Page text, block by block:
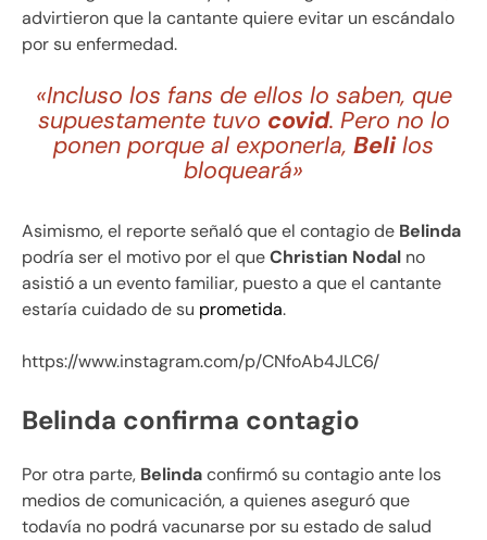
advirtieron que la cantante quiere evitar un escándalo
por su enfermedad.
«Incluso los fans de ellos lo saben, que
supuestamente tuvo covid. Pero no lo
ponen porque al exponerla, Belilos
bloqueará»
Asimismo, el reporte señaló que el contagio de Belinda
podría ser el motivo por el queChristian Nodal no
asistió a un evento familiar, puesto a que el cantante
estaría cuidado de su prometida.
https://www.instagram.com/p/CNfoAb4JLC6/
Belinda confirma contagio
Por otra parte, Belindaconfirmó su contagio ante los
medios de comunicación, a quienes aseguró que
todavía no podrá vacunarse por su estado de salud